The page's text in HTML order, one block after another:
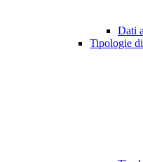
Dati
Tipologie